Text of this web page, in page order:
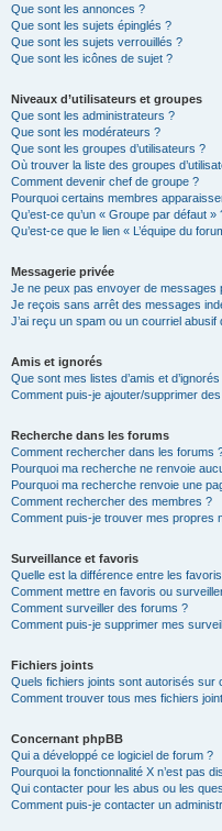
Que sont les annonces ?
Que sont les sujets épinglés ?
Que sont les sujets verrouillés ?
Que sont les icônes de sujet ?
Niveaux d’utilisateurs et groupes
Que sont les administrateurs ?
Que sont les modérateurs ?
Que sont les groupes d’utilisateurs ?
Où trouver la liste des groupes
Comment devenir chef de groupe ?
Pourquoi certains membres
Qu’est-ce qu’un « Groupe par défaut »
Qu’est-ce que le lien « L’équipe du
Messagerie privée
Je ne peux pas envoyer de messages
Je reçois sans arrêt des messages
J’ai reçu un spam ou un courriel abusif
Amis et ignorés
Que sont mes listes d’amis et d’ignorés
Comment puis-je ajouter/supprimer
Recherche dans les forums
Comment rechercher dans les forums
Pourquoi ma recherche ne renvoie
Pourquoi ma recherche renvoie une
Comment rechercher des membres ?
Comment puis-je trouver mes propres
Surveillance et favoris
Quelle est la différence entre les
Comment mettre en favoris ou
Comment surveiller des forums ?
Comment puis-je supprimer mes
Fichiers joints
Quels fichiers joints sont autorisés sur
Comment trouver tous mes fichiers
Concernant phpBB
Qui a développé ce logiciel de forum ?
Pourquoi la fonctionnalité X n’est pas
Qui contacter pour les abus ou les
Comment puis-je contacter un